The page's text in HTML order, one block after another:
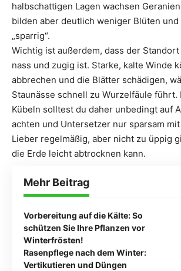
halbschattigen Lagen wachsen
bilden aber deutlich weniger Blüten
„sparrig“.
Wichtig ist außerdem, dass der
nass und zugig ist. Starke, kalte Winde
abbrechen und die Blätter schädigen,
Staunässe schnell zu Wurzelfäule führt.
Kübeln solltest du daher unbedingt auf
achten und Untersetzer nur sparsam
Lieber regelmäßig, aber nicht zu üppig
die Erde leicht abtrocknen kann.
Mehr Beitrag
Vorbereitung auf die Kälte: So
schützen Sie Ihre Pflanzen vor
Winterfrösten!
Rasenpflege nach dem Winter:
Vertikutieren und Düngen